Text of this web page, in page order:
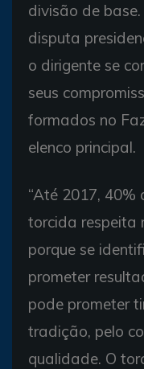
divisão de
disputa
o dirigente se
seus
formados no
elenco principal.
“Até 2017, 40%
torcida respeita
porque se
prometer
pode prometer
tradição, pelo
qualidade. O